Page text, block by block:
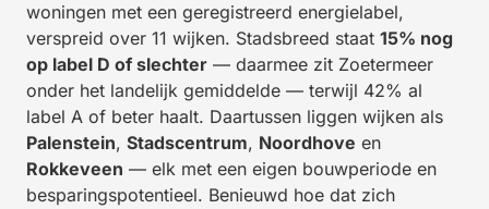
woningen met een geregistreerd energielabel,
verspreid over 11 wijken. Stadsbreed staat 15% nog
op label D of slechter — daarmee zit Zoetermeer
onder het landelijk gemiddelde — terwijl 42% al
label A of beter haalt. Daartussen liggen wijken als
Palenstein, Stadscentrum, Noordhove en
Rokkeveen — elk met een eigen bouwperiode en
besparingspotentieel. Benieuwd hoe dat zich